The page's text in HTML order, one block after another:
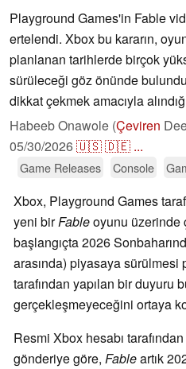
Playground Games'in Fable
ertelendi. Xbox bu kararın,
planlanan tarihlerde birçok
sürüleceği göz önünde
dikkat çekmek amacıyla
Habeeb Onawole (Çeviren
05/30/2026🇺🇸🇩🇪 ...
Game Releases Console
Xbox, Playground Games
yeni birFableoyunu üzerinde
başlangıçta 2026
arasında) piyasaya sürülmesi
tarafından yapılan bir duyuru
gerçekleşmeyeceğini ortaya
Resmi Xbox hesabı
gönderiye göre, Fableartık